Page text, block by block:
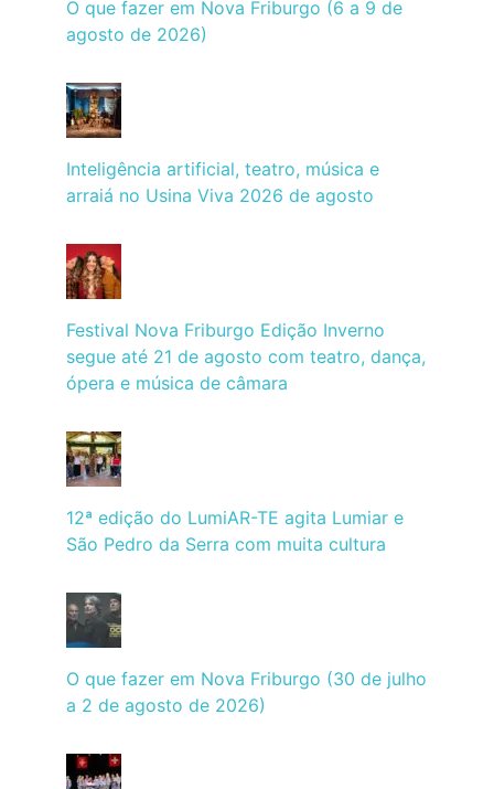
O que fazer em Nova Friburgo (6 a 9 de
agosto de 2026)
Inteligência artificial, teatro, música e
arraiá no Usina Viva 2026 de agosto
Festival Nova Friburgo Edição Inverno
segue até 21 de agosto com teatro, dança,
ópera e música de câmara
12ª edição do LumiAR-TE agita Lumiar e
São Pedro da Serra com muita cultura
O que fazer em Nova Friburgo (30 de julho
a 2 de agosto de 2026)